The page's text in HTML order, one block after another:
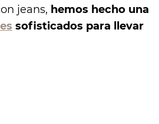
jeans, hemos hecho una
sofisticados para llevar